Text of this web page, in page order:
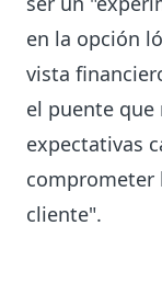
en la opción
vista
el puente
expectativas
comprometer
cliente".